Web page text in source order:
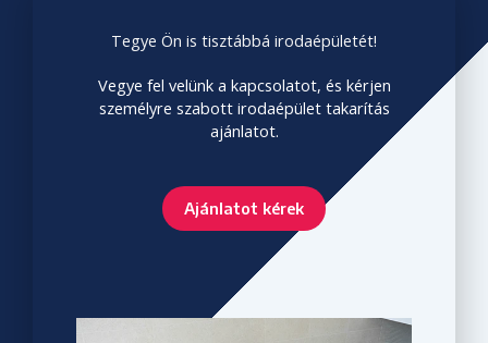
Tegye Ön is tisztábbá irodaépületét!
Vegye fel velünk a kapcsolatot, és kérjen
személyre szabott irodaépület takarítás
ajánlatot.
Ajánlatot kérek